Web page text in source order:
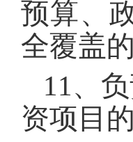
预算、
全覆盖
11、
资项目